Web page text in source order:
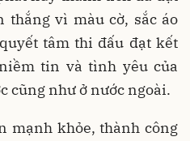
vì màu cờ, sắc áo
tâm thi đấu đạt kết
tin và tình yêu của
cũng như ở nước ngoài.
mạnh khỏe, thành công